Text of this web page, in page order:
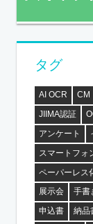
タグ
AI OCR CM
JIIMA認証
アンケート
スマートフォ
ペーパーレス
展示会
手書
申込書
納品